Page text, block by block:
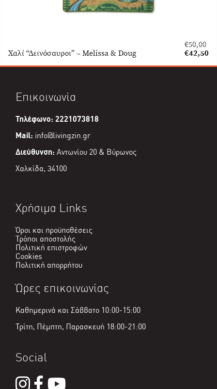
Χαλί “Δεινόσαυροι” – Melissa & Doug
€50,00
Original
was:
€42,50
τρέχουσα
Επικοινωνία
Τηλέφωνο: 2221073818
Mail: info@livingzin.gr
Διεύθυνση: Αντωνίου 20 & Βύρωνος
Χαλκίδα, 34100
Χρήσιμα Links
Όροι και προϋποθέσεις
Τρόποι αποστολής
Πολιτική επιστροφών
Cookies
Πολιτική απορρήτου
Ώρες επικοινωνίας
Καθημερινά και Σάββατο 10:00-15:00
Τρίτη, Πέμπτη, Παρασκευή 18:00-21:00
Social